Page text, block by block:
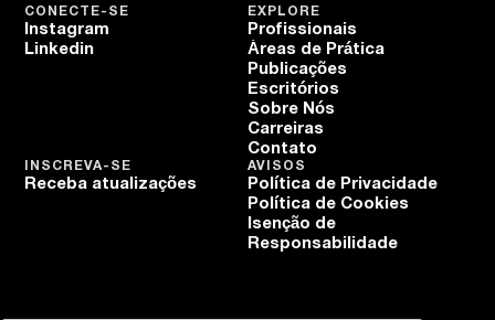
EXPLORE
Profissionais
Áreas de Prática
Publicações
Escritórios
Sobre Nós
Carreiras
Contato
CONECTE-SE
Instagram
Linkedin
AVISOS
Política de Privacidade
Política de Cookies
Isenção de
Responsabilidade
INSCREVA-SE
Receba atualizações